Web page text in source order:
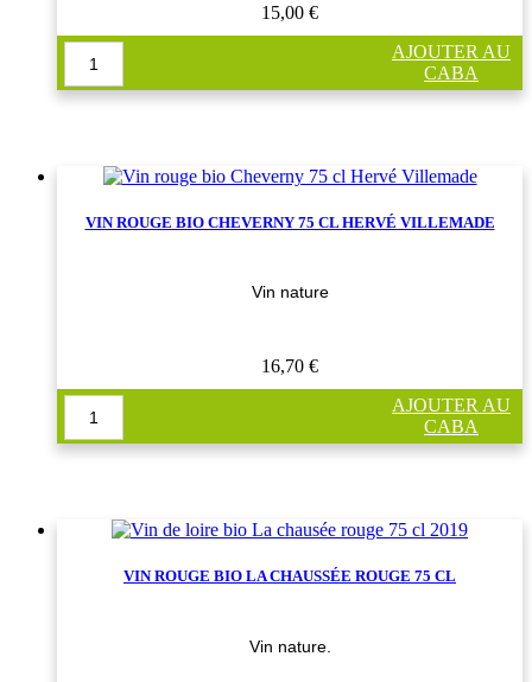
15,00 €
AJOUTER AU
CABA
VIN ROUGE BIO CHEVERNY 75 CL HERVÉ VILLEMADE
Vin nature
16,70 €
AJOUTER AU
CABA
VIN ROUGE BIO LA CHAUSSÉE ROUGE 75 CL
Vin nature.